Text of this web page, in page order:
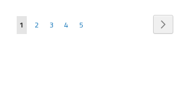
Pagina
Attualmente
1 Pagina
2 Pagina
3 Pagina
4 Pagina
5